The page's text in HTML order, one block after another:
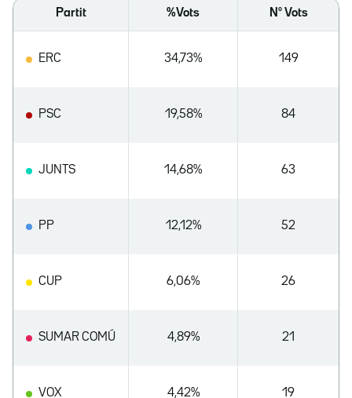
Partit %Vots Nº Vots
ERC 34,73% 149
PSC 19,58% 84
JUNTS 14,68% 63
PP 12,12% 52
CUP 6,06% 26
SUMAR COMÚ 4,89% 21
VOX 4,42% 19